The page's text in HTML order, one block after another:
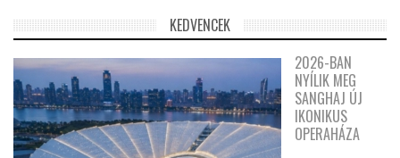
KEDVENCEK
2026-BAN
NYÍLIK MEG
SANGHAJ ÚJ
IKONIKUS
OPERAHÁZA